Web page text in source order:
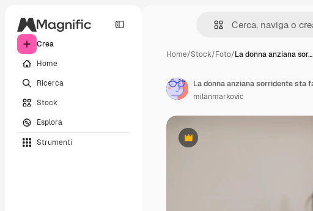
Crea
Home
Ricerca
Stock
Esplora
Strumenti
Home/Stock/Foto/La donna anziana sor…
Premium
milanmarkovic